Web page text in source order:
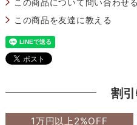
この商品について問い合わせる
この商品を友達に教える
割
1万円以上2%OFF